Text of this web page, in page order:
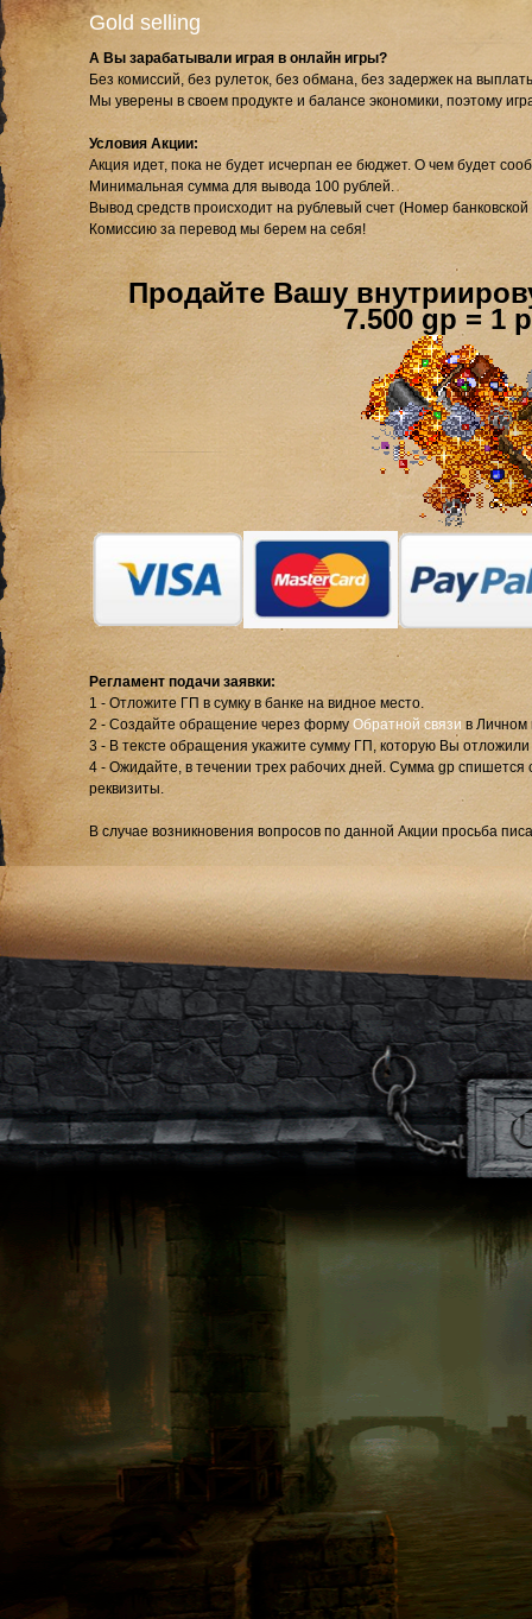
Gold selling
А Вы зарабатывали играя в онлайн игры?
Без комиссий, без рулеток, без обмана, без задержек на
Мы уверены в своем продукте и балансе экономики, поэтому
Условия Акции:
Акция идет, пока не будет исчерпан ее бюджет. О чем будет
Минимальная сумма для вывода 100 рублей.
Вывод средств происходит на рублевый счет (Номер
Комиссию за перевод мы берем на себя!
Продайте Вашу
7.500 gp = 1
Регламент подачи заявки:
1 - Отложите ГП в сумку в банке на видное место.
2 - Создайте обращение через форму Обратной связи в Личном
3 - В тексте обращения укажите сумму ГП, которую Вы
4 - Ожидайте, в течении трех рабочих дней. Сумма gp спишется
реквизиты.
В случае возникновения вопросов по данной Акции просьба